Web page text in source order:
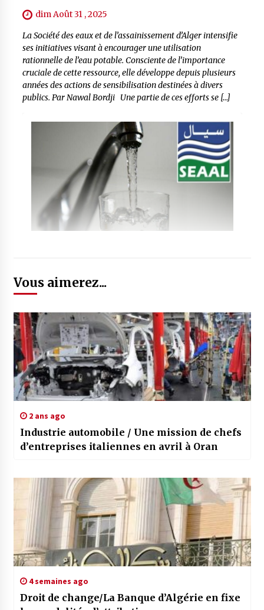
dim Août 31 , 2025
La Société des eaux et de l’assainissement d’Alger intensifie
ses initiatives visant à encourager une utilisation
rationnelle de l’eau potable. Consciente de l’importance
cruciale de cette ressource, elle développe depuis plusieurs
années des actions de sensibilisation destinées à divers
publics. Par Nawal Bordji Une partie de ces efforts se […]
Vous aimerez...
2 ans ago
Industrie automobile / Une mission de chefs
d’entreprises italiennes en avril à Oran
4 semaines ago
Droit de change/La Banque d’Algérie en fixe